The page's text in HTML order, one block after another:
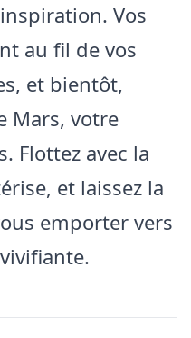
Vos
au fil de vos
et bientôt,
Mars, votre
Flottez avec la
et laissez la
emporter vers